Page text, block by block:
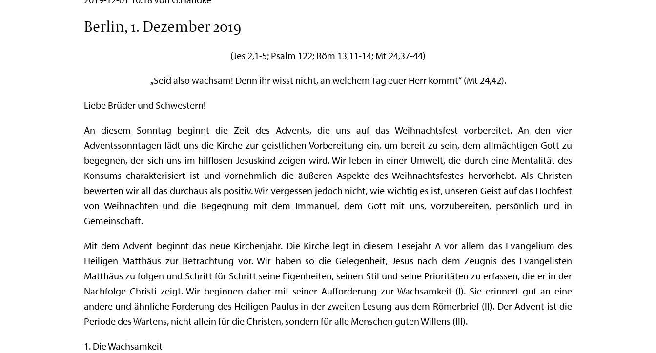
Berlin, 1. Dezember 2019
(Jes 2,1-5; Psalm 122; Röm 13,11-14; Mt 24,37-44)
„Seid also wachsam! Denn ihr wisst nicht, an welchem Tag euer Herr kommt“ (Mt 24,42).
Liebe Brüder und Schwestern!
An diesem Sonntag beginnt die Zeit des Advents, die uns auf das Weihnachtsfest vorbereitet. An den vier
Adventssonntagen lädt uns die Kirche zur geistlichen Vorbereitung ein, um bereit zu sein, dem allmächtigen Gott zu
begegnen, der sich uns im hilflosen Jesuskind zeigen wird. Wir leben in einer Umwelt, die durch eine Mentalität des
Konsums charakterisiert ist und vornehmlich die äußeren Aspekte des Weihnachtsfestes hervorhebt. Als Christen
bewerten wir all das durchaus als positiv. Wir vergessen jedoch nicht, wie wichtig es ist, unseren Geist auf das Hochfest
von Weihnachten und die Begegnung mit dem Immanuel, dem Gott mit uns, vorzubereiten, persönlich und in
Gemeinschaft.
Mit dem Advent beginnt das neue Kirchenjahr. Die Kirche legt in diesem Lesejahr A vor allem das Evangelium des
Heiligen Matthäus zur Betrachtung vor. Wir haben so die Gelegenheit, Jesus nach dem Zeugnis des Evangelisten
Matthäus zu folgen und Schritt für Schritt seine Eigenheiten, seinen Stil und seine Prioritäten zu erfassen, die er in der
Nachfolge Christi zeigt. Wir beginnen daher mit seiner Aufforderung zur Wachsamkeit (I). Sie erinnert gut an eine
andere und ähnliche Forderung des Heiligen Paulus in der zweiten Lesung aus dem Römerbrief (II). Der Advent ist die
Periode des Wartens, nicht allein für die Christen, sondern für alle Menschen guten Willens (III).
1. Die Wachsamkeit